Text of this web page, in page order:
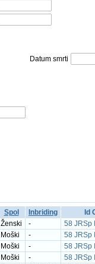
Datum smrti
Spol Inbriding
Id
Ženski -
58 JRSp
Moški -
58 JRSp
Moški -
58 JRSp
Moški -
58 JRSp